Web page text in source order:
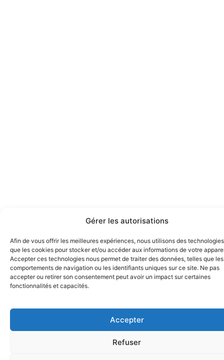
Gérer les autorisations
Afin de vous offrir les meilleures expériences, nous utilisons des
que les cookies pour stocker et/ou accéder aux informations de votre
Accepter ces technologies nous permet de traiter des données, telles que les
comportements de navigation ou les identifiants uniques sur ce site. Ne pas
accepter ou retirer son consentement peut avoir un impact sur certaines
fonctionnalités et capacités.
Accepter
Refuser